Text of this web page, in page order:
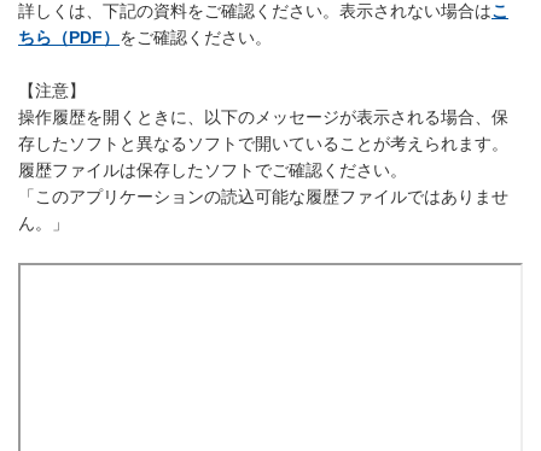
詳しくは、下記の資料をご確認ください。表示されない場合はこ
ちら（PDF） をご確認ください。
【注意】
操作履歴を開くときに、以下のメッセージが表示される場合、保
存したソフトと異なるソフトで開いていることが考えられます。
履歴ファイルは保存したソフトでご確認ください。
「このアプリケーションの読込可能な履歴ファイルではありませ
ん。」